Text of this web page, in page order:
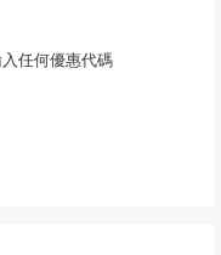
任何優惠代碼